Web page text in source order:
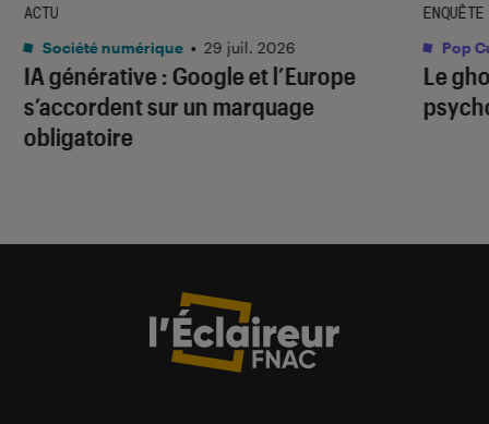
IA générative : Google et l’Europe
s’accordent sur un marquage
obligatoire
ACTU
Société numérique • 29 juil. 2026
Le
ENQUÊTE
Pop